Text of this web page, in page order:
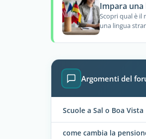
Impara una
Scopri qual è il
una lingua
Argomenti del
Scuole a Sal o Boa Vista
come cambia la